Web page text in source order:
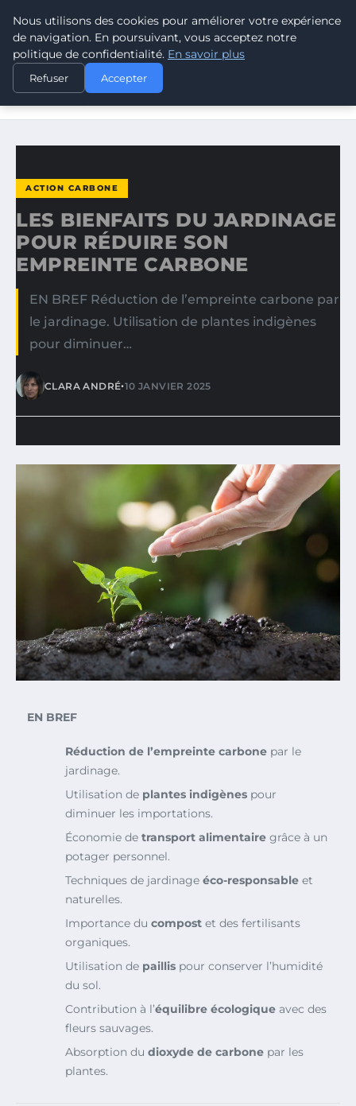
CLIMATE RESPONSE BLOG
ACCUEIL
ACTION CARBONE
LES BIENFAITS DU JARDINAGE POUR RÉDUIRE SON
ACTION CARBONE
LES BIENFAITS DU JARDINAGE
POUR RÉDUIRE SON
EMPREINTE CARBONE
EN BREF Réduction de l’empreinte carbone par
le jardinage. Utilisation de plantes indigènes
pour diminuer…
CLARA ANDRÉ•10 JANVIER 2025
EN BREF
Réduction de l’empreinte carbone par le
jardinage.
Utilisation de plantes indigènes pour
diminuer les importations.
Économie de transport alimentaire grâce à un
potager personnel.
Techniques de jardinage éco-responsable et
naturelles.
Importance du compost et des fertilisants
organiques.
Utilisation de paillis pour conserver l’humidité
du sol.
Contribution à l’équilibre écologique avec des
fleurs sauvages.
Absorption du dioxyde de carbone par les
plantes.
Nous utilisons des cookies pour améliorer votre expérience
de navigation. En poursuivant, vous acceptez notre
politique de confidentialité. En savoir plus
Refuser Accepter